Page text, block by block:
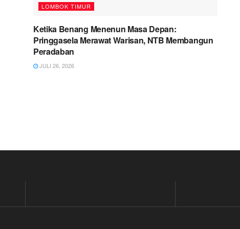
LOMBOK TIMUR
Ketika Benang Menenun Masa Depan:
Pringgasela Merawat Warisan, NTB Membangun
Peradaban
JULI 26, 2026